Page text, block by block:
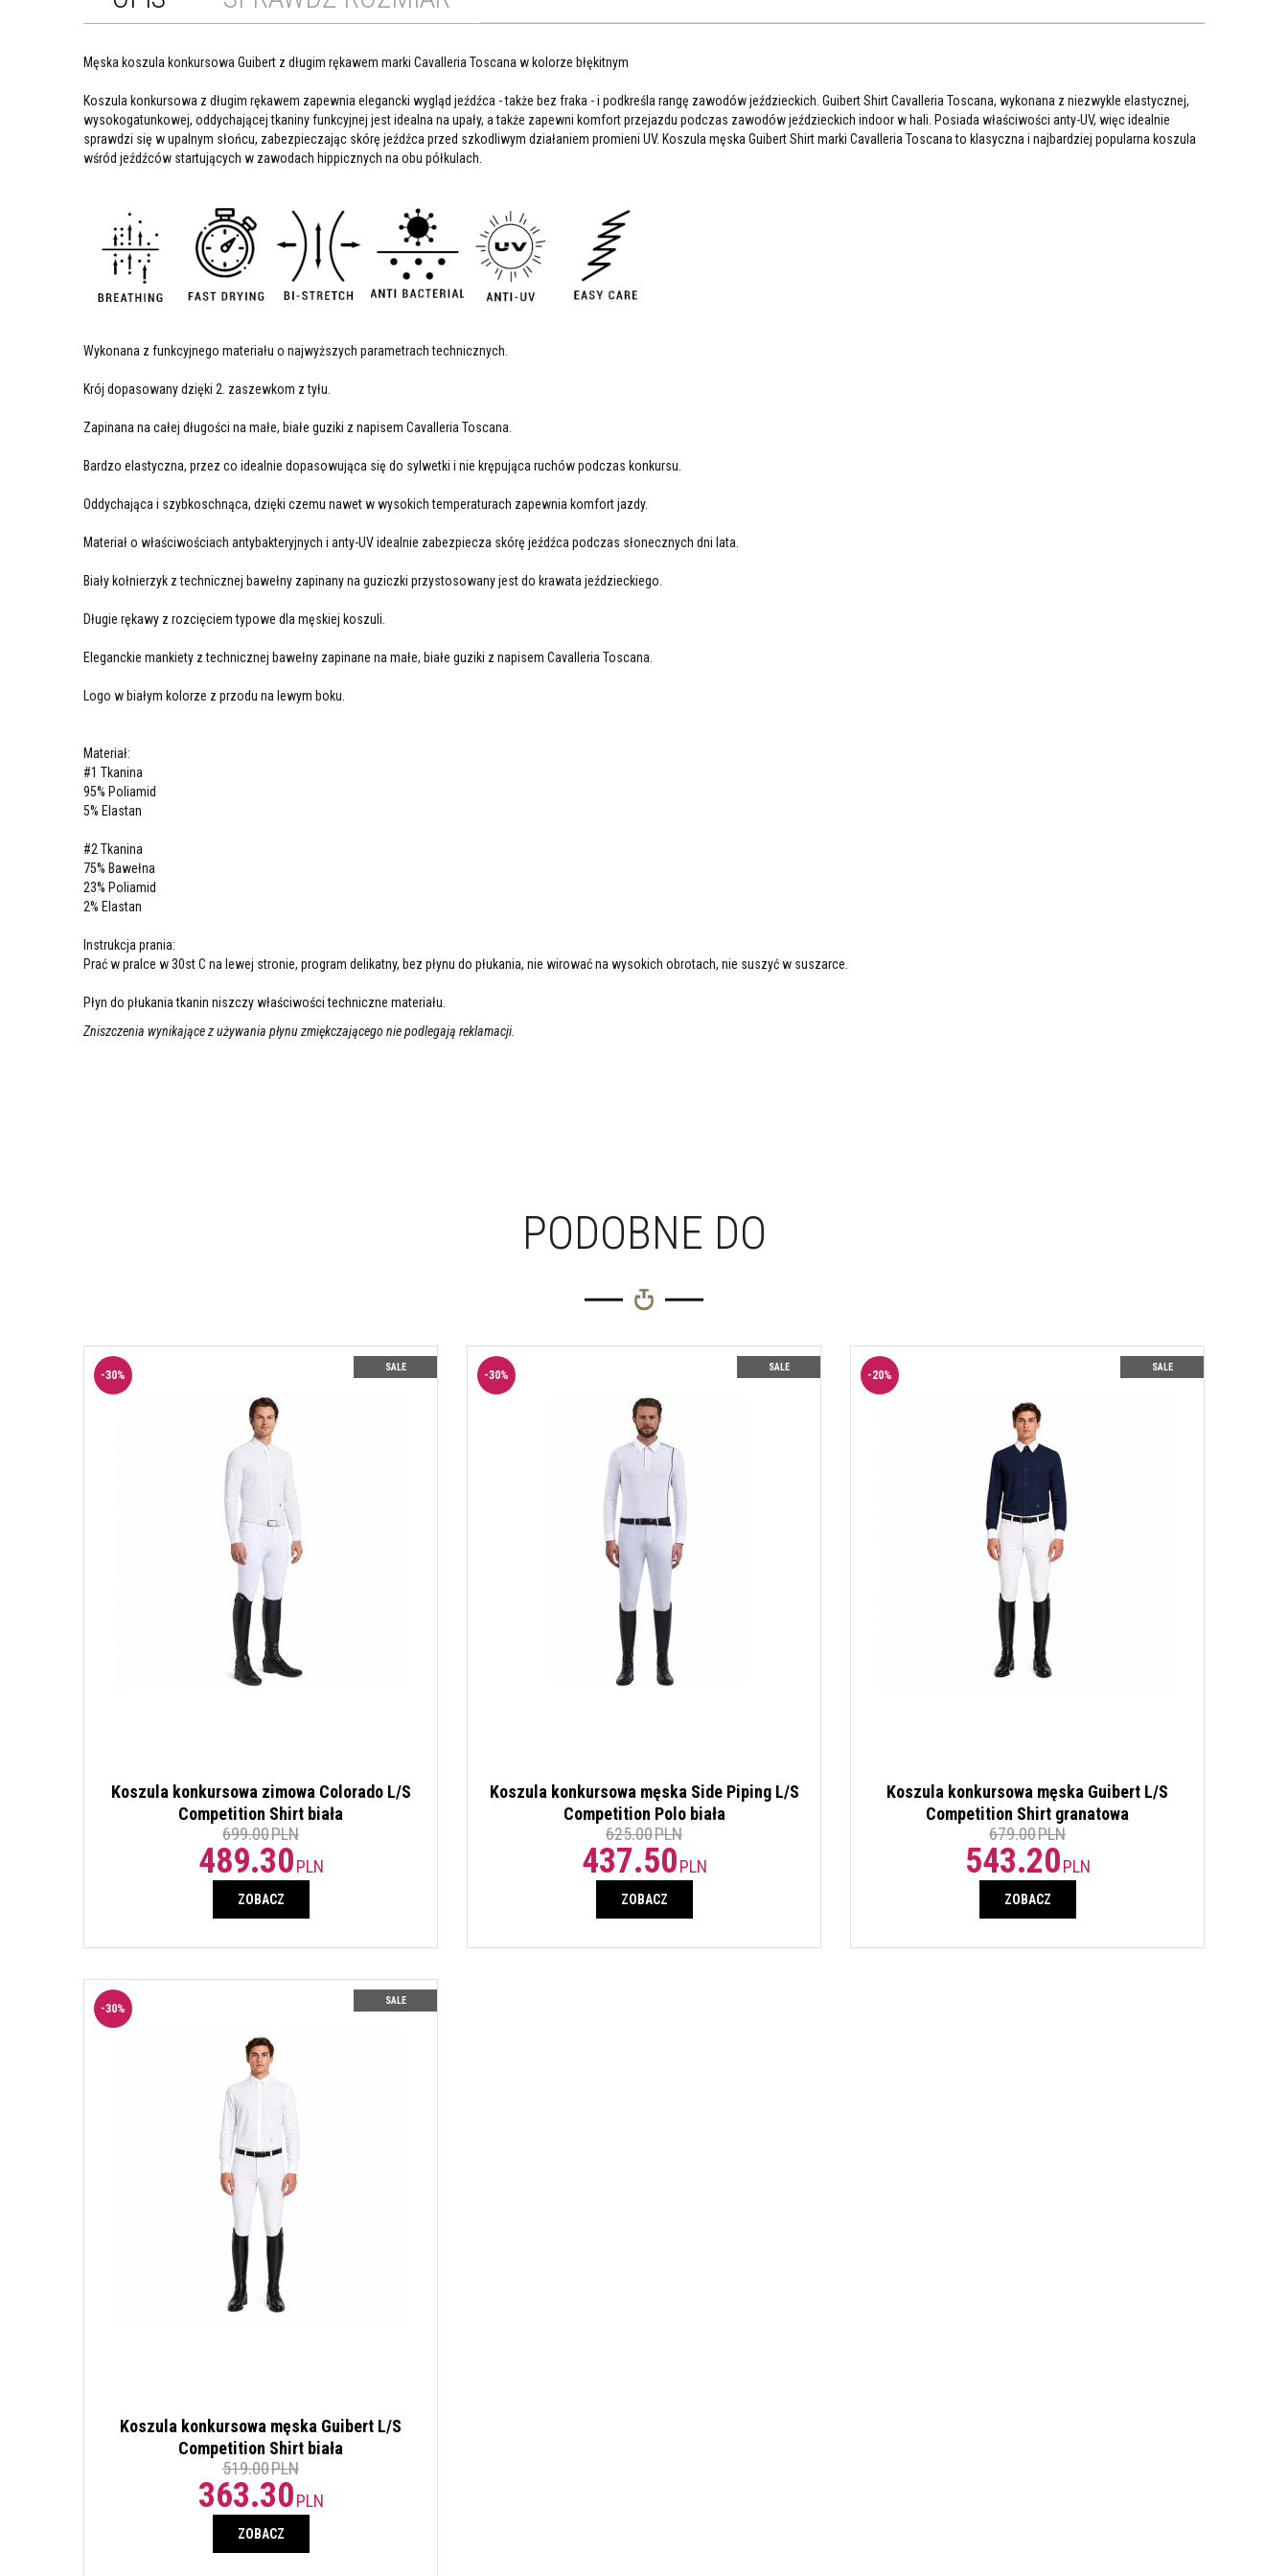
Męska koszula konkursowa Guibert z długim rękawem marki Cavalleria Toscana w kolorze błękitnym
Koszula konkursowa z długim rękawem zapewnia elegancki wygląd jeźdźca - także bez fraka - i podkreśla rangę zawodów jeździeckich. Guibert Shirt Cavalleria Toscana, wykonana z niezwykle elastycznej,
wysokogatunkowej, oddychającej tkaniny funkcyjnej jest idealna na upały, a także zapewni komfort przejazdu podczas zawodów jeździeckich indoor w hali. Posiada właściwości anty-UV, więc idealnie
sprawdzi się w upalnym słońcu, zabezpieczając skórę jeźdźca przed szkodliwym działaniem promieni UV. Koszula męska Guibert Shirt marki Cavalleria Toscana to klasyczna i najbardziej popularna koszula
wśród jeźdźców startujących w zawodach hippicznych na obu półkulach.
Wykonana z funkcyjnego materiału o najwyższych parametrach technicznych.
Krój dopasowany dzięki 2. zaszewkom z tyłu.
Zapinana na całej długości na małe, białe guziki z napisem Cavalleria Toscana.
Bardzo elastyczna, przez co idealnie dopasowująca się do sylwetki i nie krępująca ruchów podczas konkursu.
Oddychająca i szybkoschnąca, dzięki czemu nawet w wysokich temperaturach zapewnia komfort jazdy.
Materiał o właściwościach antybakteryjnych i anty-UV idealnie zabezpiecza skórę jeźdźca podczas słonecznych dni lata.
Biały kołnierzyk z technicznej bawełny zapinany na guziczki przystosowany jest do krawata jeździeckiego.
Długie rękawy z rozcięciem typowe dla męskiej koszuli.
Eleganckie mankiety z technicznej bawełny zapinane na małe, białe guziki z napisem Cavalleria Toscana.
Logo w białym kolorze z przodu na lewym boku.
Materiał:
#1 Tkanina
95% Poliamid
5% Elastan
#2 Tkanina
75% Bawełna
23% Poliamid
2% Elastan
Instrukcja prania:
Prać w pralce w 30st C na lewej stronie, program delikatny, bez płynu do płukania, nie wirować na wysokich obrotach, nie suszyć w suszarce.
Płyn do płukania tkanin niszczy właściwości techniczne materiału.
Zniszczenia wynikające z używania płynu zmiękczającego nie podlegają reklamacji.
PODOBNE DO
SALE
-30%
Koszula konkursowa zimowa Colorado L/S
Competition Shirt biała
699.00PLN
489.30PLN
ZOBACZ
SALE
-30%
Koszula konkursowa męska Side Piping L/S
Competition Polo biała
625.00PLN
437.50PLN
ZOBACZ
SALE
-20%
Koszula konkursowa męska Guibert L/S
Competition Shirt granatowa
679.00PLN
543.20PLN
ZOBACZ
SALE
-30%
Koszula konkursowa męska Guibert L/S
Competition Shirt biała
519.00PLN
363.30PLN
ZOBACZ